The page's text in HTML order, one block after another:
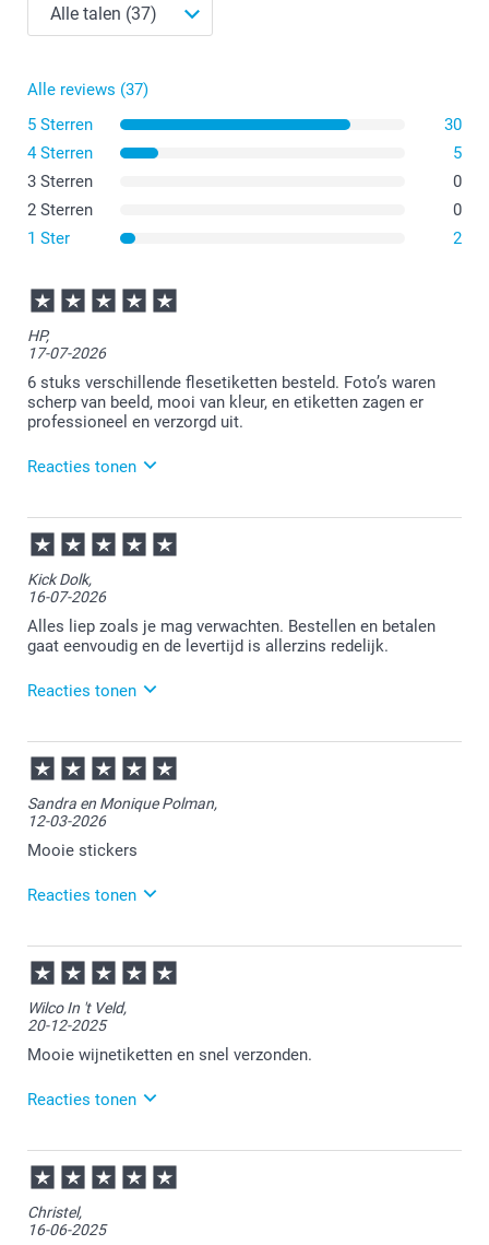
Alle reviews (37)
5 Sterren
30
4 Sterren
5
3 Sterren
0
2 Sterren
0
1 Ster
2
HP,
17-07-2026
6 stuks verschillende flesetiketten besteld. Foto’s waren
scherp van beeld, mooi van kleur, en etiketten zagen er
professioneel en verzorgd uit.
Reacties tonen
17-07-2026
15:55
Bedankt voor je review. Wat fijn dat je blij bent met
het eindresultaat van de etiketten. Heel veel plezier
er van!
Kick Dolk,
16-07-2026
Alles liep zoals je mag verwachten. Bestellen en betalen
gaat eenvoudig en de levertijd is allerzins redelijk.
Reacties tonen
16-07-2026
15:58
Bedankt voor je review. Wat leuk dat je bij ons
etiketten hebt laten maken. Heel veel plezier ervan
en we zien je graag nog eens terug bij Smartphoto.
Sandra en Monique Polman,
12-03-2026
Mooie stickers
Reacties tonen
13-03-2026
08:49
Bedankt voor je review. Heel fijn dat je blij bent met
je ontvangen etiketten. Heel veel plezier er van!
Wilco In 't Veld,
20-12-2025
Mooie wijnetiketten en snel verzonden.
Reacties tonen
22-12-2025
13:33
Bedankt voor je review. Fijn om te horen dat je
tevreden bent over je ontvangen wijnetiketten. Veel
plezier ervan!
Christel,
16-06-2025